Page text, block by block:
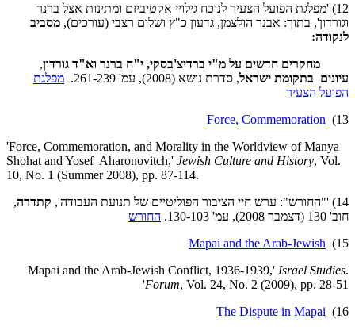
12) 'מפלגת הפועל הצעיר לנוכח גילויי אקטיביזם ומתינות אצל ברנר
וגורדון', בתוך: אבנר הולצמן, גדעון כ"ץ ושלום רצבי (עורכים), מסביב
לנקודה:
מחקרים חדשים על מ"י ברדיצ'בסקי, י"ח ברנר וא"ד גורדון,
עיונים בתקומת ישראל, סדרת נושא (2008), עמ' 261-239.
מפלגת
הפועל הצעיר
13)
Force, Commemoration
'Force, Commemoration, and Morality in the Worldview of Manya
Shohat and Yosef Aharonovitch,' Jewish Culture and History, Vol.
10, No. 1 (Summer 2008), pp. 87-114.
14) '"החורש": ערש חיי הציבור הפוליטיים של תנועת העבודה',
קתדרה,
חוב' 130 (דצמבר 2008), עמ' 130-103.
החורש
15)
Mapai and the Arab-Jewish
.Mapai and the Arab-Jewish Conflict, 1936-1939,'
Israel Studies
Forum, Vol. 24, No. 2 (2009), pp. 28-51'
16)
The Dispute in Mapai